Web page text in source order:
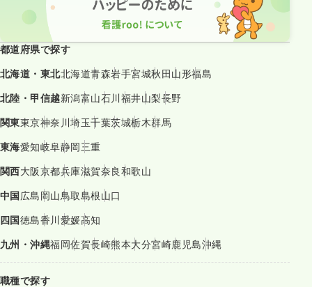
都道府県で探す
北海道・東北北海道青森岩手宮城秋田山形福島
北陸・甲信越新潟富山石川福井山梨長野
関東東京神奈川埼玉千葉茨城栃木群馬
東海愛知岐阜静岡三重
関西大阪京都兵庫滋賀奈良和歌山
中国広島岡山鳥取島根山口
四国徳島香川愛媛高知
九州・沖縄福岡佐賀長崎熊本大分宮崎鹿児島沖縄
職種で探す